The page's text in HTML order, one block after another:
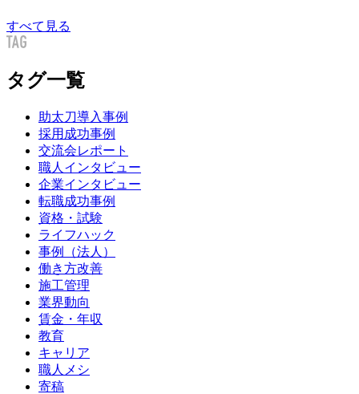
すべて見る
タグ一覧
助太刀導入事例
採用成功事例
交流会レポート
職人インタビュー
企業インタビュー
転職成功事例
資格・試験
ライフハック
事例（法人）
働き方改善
施工管理
業界動向
賃金・年収
教育
キャリア
職人メシ
寄稿